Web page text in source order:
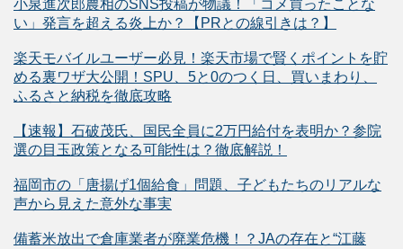
小泉進次郎農相のSNS投稿が物議！「コメ買ったことな
い」発言を超える炎上か？【PRとの線引きは？】
楽天モバイルユーザー必見！楽天市場で賢くポイントを貯
める裏ワザ大公開！SPU、5と0のつく日、買いまわり、
ふるさと納税を徹底攻略
【速報】石破茂氏、国民全員に2万円給付を表明か？参院
選の目玉政策となる可能性は？徹底解説！
福岡市の「唐揚げ1個給食」問題、子どもたちのリアルな
声から見えた意外な事実
備蓄米放出で倉庫業者が廃業危機！？JAの存在と“江藤